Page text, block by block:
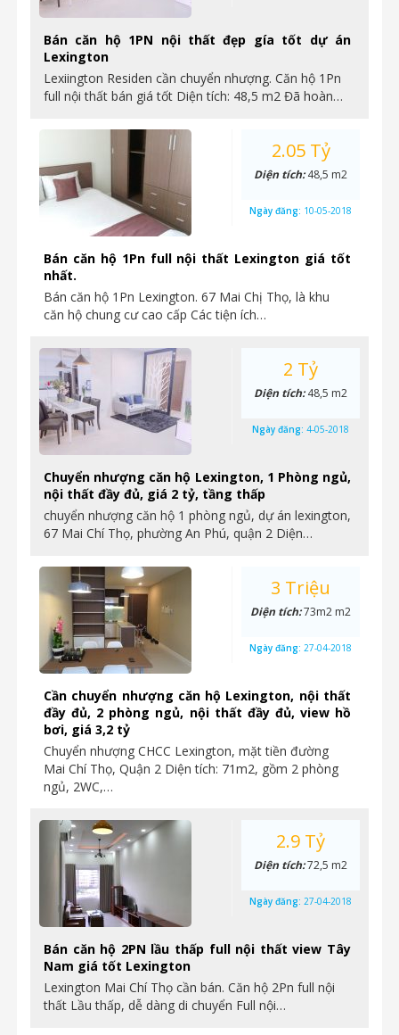
Bán căn hộ 1PN nội thất đẹp gía tốt dự án
Lexington
Lexiington Residen cần chuyển nhượng. Căn hộ 1Pn
full nội thất bán giá tốt Diện tích: 48,5 m2 Đã hoàn…
Bán căn hộ 1Pn full nội thất Lexington giá tốt
nhất.
Bán căn hộ 1Pn Lexington. 67 Mai Chị Thọ, là khu
căn hộ chung cư cao cấp Các tiện ích…
2.05 Tỷ
Diện tích:48,5 m2
Ngày đăng: 10-05-2018
Chuyển nhượng căn hộ Lexington, 1 Phòng ngủ,
nội thất đầy đủ, giá 2 tỷ, tầng thấp
chuyển nhượng căn hộ 1 phòng ngủ, dự án lexington,
67 Mai Chí Thọ, phường An Phú, quận 2 Diện…
2 Tỷ
Diện tích:48,5 m2
Ngày đăng: 4-05-2018
Cần chuyển nhượng căn hộ Lexington, nội thất
đầy đủ, 2 phòng ngủ, nội thất đầy đủ, view hồ
bơi, giá 3,2 tỷ
Chuyển nhượng CHCC Lexington, mặt tiền đường
Mai Chí Thọ, Quận 2 Diện tích: 71m2, gồm 2 phòng
ngủ, 2WC,…
3 Triệu
Diện tích:73m2 m2
Ngày đăng: 27-04-2018
Bán căn hộ 2PN lầu thấp full nội thất view Tây
Nam giá tốt Lexington
Lexington Mai Chí Thọ cần bán. Căn hộ 2Pn full nội
thất Lầu thấp, dễ dàng di chuyển Full nội…
2.9 Tỷ
Diện tích:72,5 m2
Ngày đăng: 27-04-2018